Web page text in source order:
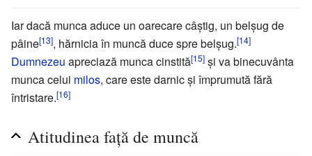
Iar dacă munca aduce un oarecare câștig, un belșug de
pâine[13], hărnicia în muncă duce spre belșug.[14]
Dumnezeu apreciază munca cinstită[15] și va binecuvânta
munca celui milos, care este darnic și împrumută fără
întristare.[16]
Atitudinea față de muncă